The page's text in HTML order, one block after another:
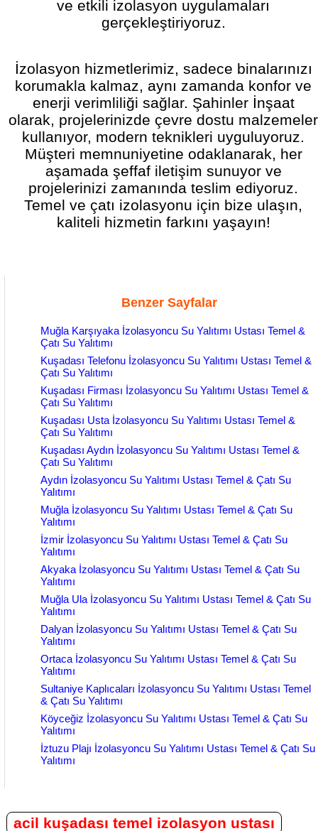
ve etkili izolasyon uygulamaları
gerçekleştiriyoruz.
İzolasyon hizmetlerimiz, sadece binalarınızı
korumakla kalmaz, aynı zamanda konfor ve
enerji verimliliği sağlar. Şahinler İnşaat
olarak, projelerinizde çevre dostu malzemeler
kullanıyor, modern teknikleri uyguluyoruz.
Müşteri memnuniyetine odaklanarak, her
aşamada şeffaf iletişim sunuyor ve
projelerinizi zamanında teslim ediyoruz.
Temel ve çatı izolasyonu için bize ulaşın,
kaliteli hizmetin farkını yaşayın!
Benzer Sayfalar
Muğla Karşıyaka İzolasyoncu Su Yalıtımı Ustası Temel &
Çatı Su Yalıtımı
Kuşadası Telefonu İzolasyoncu Su Yalıtımı Ustası Temel &
Çatı Su Yalıtımı
Kuşadası Firması İzolasyoncu Su Yalıtımı Ustası Temel &
Çatı Su Yalıtımı
Kuşadası Usta İzolasyoncu Su Yalıtımı Ustası Temel &
Çatı Su Yalıtımı
Kuşadası Aydın İzolasyoncu Su Yalıtımı Ustası Temel &
Çatı Su Yalıtımı
Aydın İzolasyoncu Su Yalıtımı Ustası Temel & Çatı Su
Yalıtımı
Muğla İzolasyoncu Su Yalıtımı Ustası Temel & Çatı Su
Yalıtımı
İzmir İzolasyoncu Su Yalıtımı Ustası Temel & Çatı Su
Yalıtımı
Akyaka İzolasyoncu Su Yalıtımı Ustası Temel & Çatı Su
Yalıtımı
Muğla Ula İzolasyoncu Su Yalıtımı Ustası Temel & Çatı Su
Yalıtımı
Dalyan İzolasyoncu Su Yalıtımı Ustası Temel & Çatı Su
Yalıtımı
Ortaca İzolasyoncu Su Yalıtımı Ustası Temel & Çatı Su
Yalıtımı
Sultaniye Kaplıcaları İzolasyoncu Su Yalıtımı Ustası Temel
& Çatı Su Yalıtımı
Köyceğiz İzolasyoncu Su Yalıtımı Ustası Temel & Çatı Su
Yalıtımı
İztuzu Plajı İzolasyoncu Su Yalıtımı Ustası Temel & Çatı Su
Yalıtımı
acil kuşadası temel izolasyon ustası